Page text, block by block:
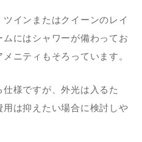
インまたはクイーンのレイ
にはシャワーが備わってお
ニティもそろっています。
様ですが、外光は入るた
は抑えたい場合に検討しや